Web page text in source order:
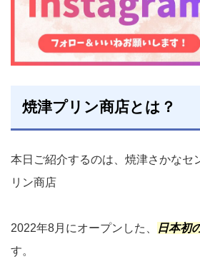
焼津プリン商店とは？
本日ご紹介するのは、焼津さかなセ
リン商店
2022年8月にオープンした、 日本初
す。